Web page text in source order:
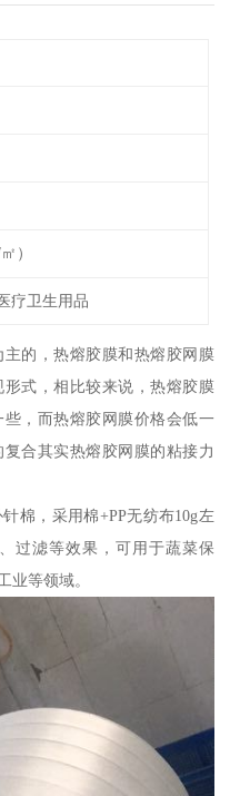
）
疗卫生用品
的，热熔胶膜和热熔胶网膜
式，相比较来说，热熔胶膜
，而热熔胶网膜价格会低一
合其实热熔胶网膜的粘接力
棉，采用棉+PP无纺布10g左
过滤等效果，可用于蔬菜保
业等领域。